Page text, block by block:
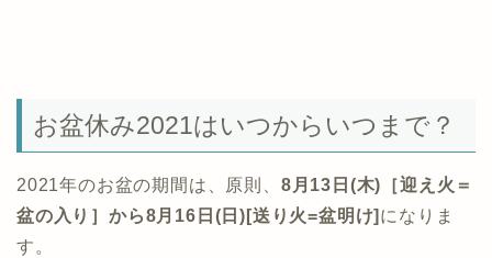
お盆休み2021はいつからいつまで？
2021年のお盆の期間は、原則、 8月13日(木)［迎え火＝
盆の入り］から8月16日(日)[送り火=盆明け] になりま
す。